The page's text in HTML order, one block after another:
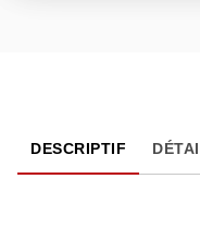
DESCRIPTIF